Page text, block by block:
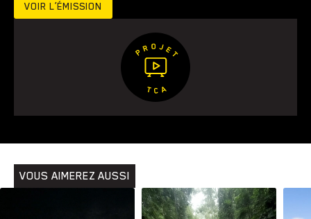
Avenir
Histoires Pêche
VOIR L’ÉMISSION
VOUS AIMEREZ AUSSI